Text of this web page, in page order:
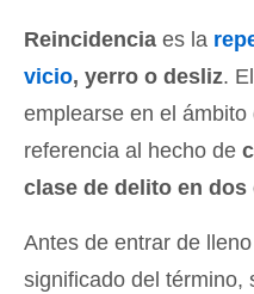
Reincidencia es la
vicio, yerro o desliz.
emplearse en el ámbito
referencia al hecho de
clase de delito en
Antes de entrar de
significado del término,